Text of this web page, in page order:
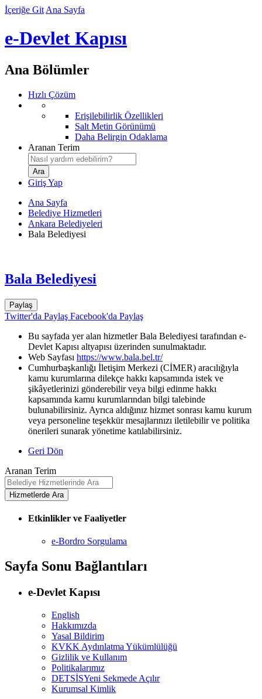
İçeriğe Git Ana Sayfa
e-Devlet Kapısı
Ana Bölümler
Hızlı Çözüm
Erişilebilirlik Özellikleri
Salt Metin Görünümü
Daha Belirgin Odaklama
Aranan Terim
Giriş Yap
Ana Sayfa
Belediye Hizmetleri
Ankara Belediyeleri
Bala Belediyesi
Bala Belediyesi
Paylaş
Twitter'da Paylaş Facebook'da Paylaş
Bu sayfada yer alan hizmetler Bala Belediyesi tarafından e-
Devlet Kapısı altyapısı üzerinden sunulmaktadır.
Web Sayfası https://www.bala.bel.tr/
Cumhurbaşkanlığı İletişim Merkezi (CİMER) aracılığıyla
kamu kurumlarına dilekçe hakkı kapsamında istek ve
şikâyetlerinizi gönderebilir veya bilgi edinme hakkı
kapsamında kamu kurumlarından bilgi talebinde
bulunabilirsiniz. Ayrıca aldığınız hizmet sonrası kamu kurum
veya personeline teşekkür mesajlarınızı iletilebilir ve politika
önerileri sunarak yönetime katılabilirsiniz.
Geri Dön
Aranan Terim
Etkinlikler ve Faaliyetler
e-Bordro Sorgulama
Sayfa Sonu Bağlantıları
e-Devlet Kapısı
English
Hakkımızda
Yasal Bildirim
KVKK Aydınlatma Yükümlülüğü
Gizlilik ve Kullanım
Politikalarımız
DETSİSYeni Sekmede Açılır
Kurumsal Kimlik